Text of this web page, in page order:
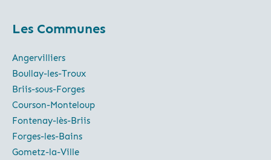
Les Communes
Angervilliers
Boullay-les-Troux
Briis-sous-Forges
Courson-Monteloup
Fontenay-lès-Briis
Forges-les-Bains
Gometz-la-Ville